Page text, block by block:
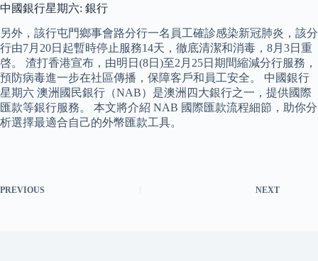
中國銀行星期六: 銀行
另外，該行屯門鄉事會路分行一名員工確診感染新冠肺炎，該分
行由7月20日起暫時停止服務14天，徹底清潔和消毒，8月3日重
啓。 渣打香港宣布，由明日(8日)至2月25日期間縮減分行服務，
預防病毒進一步在社區傳播，保障客戶和員工安全。 中國銀行
星期六 澳洲國民銀行（NAB）是澳洲四大銀行之一，提供國際
匯款等銀行服務。 本文將介紹 NAB 國際匯款流程細節，助你分
析選擇最適合自己的外幣匯款工具。
PREVIOUS NEXT